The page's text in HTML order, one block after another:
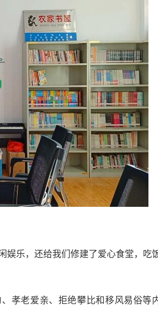
乐，还给我们修建了爱心食堂，吃
孝老爱亲、拒绝攀比和移风易俗等